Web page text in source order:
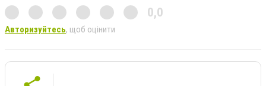
0,0
Авторизуйтесь, щоб оцінити